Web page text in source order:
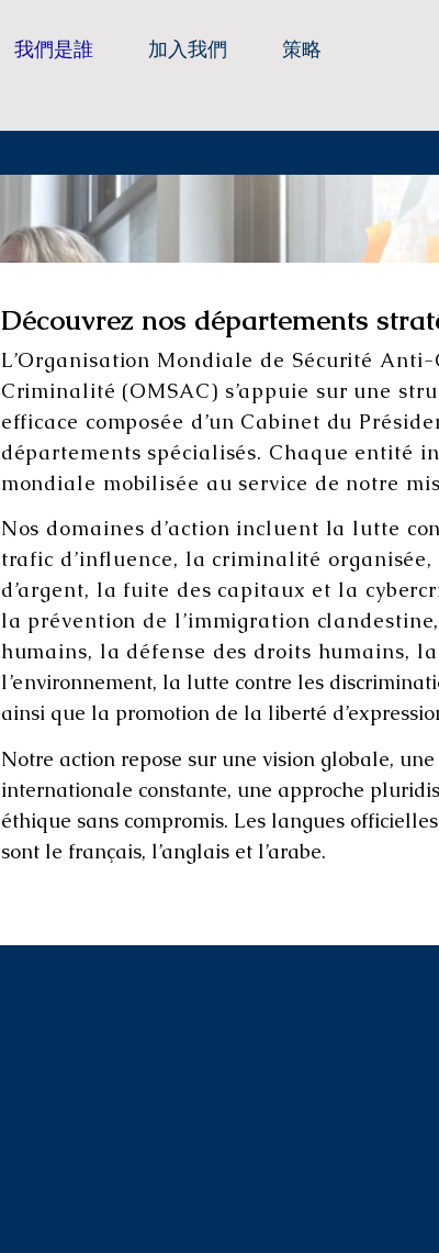
我們是誰 加入我們 策略
Découvrez nos départements
L’Organisation Mondiale de Sécurité
Criminalité (OMSAC) s’appuie sur une
efficace composée d’un Cabinet du
départements spécialisés. Chaque entité
mondiale mobilisée au service de notre
Nos domaines d’action incluent la lutte
trafic d’influence, la criminalité
d’argent, la fuite des capitaux et la
la prévention de l’immigration
humains, la défense des droits humains,
l’environnement, la lutte contre les
ainsi que la promotion de la liberté
Notre action repose sur une vision globale,
internationale constante, une approche
éthique sans compromis. Les langues
sont le français, l’anglais et l’arabe.